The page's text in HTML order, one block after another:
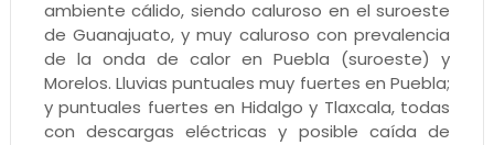
ambiente cálido, siendo caluroso en el suroeste
de Guanajuato, y muy caluroso con prevalencia
de la onda de calor en Puebla (suroeste) y
Morelos. Lluvias puntuales muy fuertes en Puebla;
y puntuales fuertes en Hidalgo y Tlaxcala, todas
con descargas eléctricas y posible caída de